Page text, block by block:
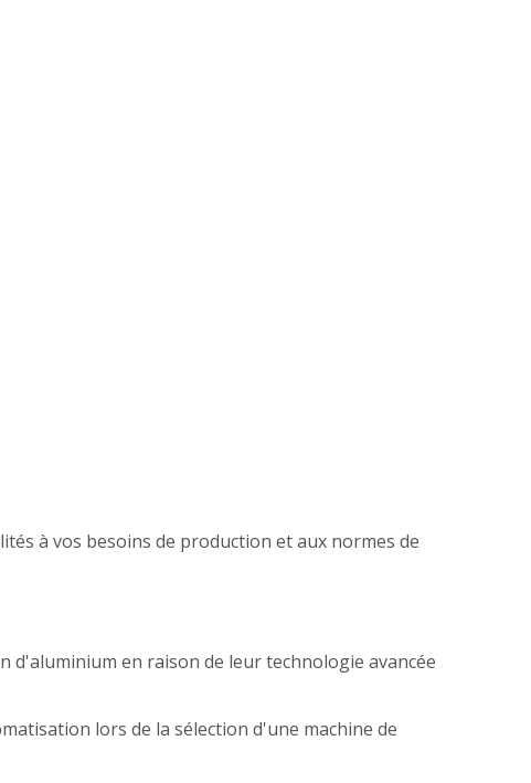
à vos besoins de production et aux normes de
d'aluminium en raison de leur technologie avancée
lors de la sélection d'une machine de